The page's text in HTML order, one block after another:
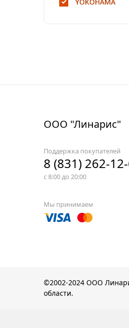
ООО "Линарис"
Поддержка покупателей
8 (831) 262-
с 8:00 до 20:00
Мы принимаем
©2002-2024 ООО
области.